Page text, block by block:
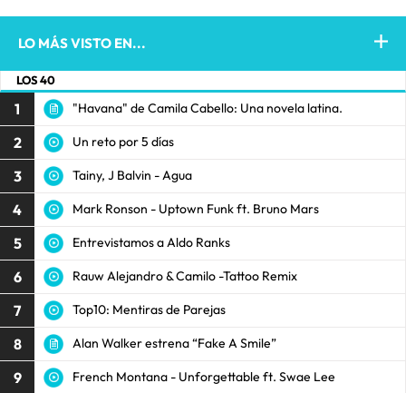
LO MÁS VISTO EN...
LOS 40
1 "Havana" de Camila Cabello: Una novela latina.
2 Un reto por 5 días
3 Tainy, J Balvin - Agua
4 Mark Ronson - Uptown Funk ft. Bruno Mars
5 Entrevistamos a Aldo Ranks
6 Rauw Alejandro & Camilo -Tattoo Remix
7 Top10: Mentiras de Parejas
8 Alan Walker estrena “Fake A Smile”
9 French Montana - Unforgettable ft. Swae Lee